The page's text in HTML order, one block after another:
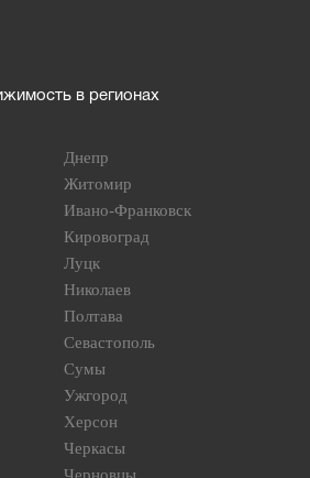
в регионах
Днепр
Житомир
Ивано-Франковск
Кировоград
Луцк
Николаев
Полтава
Севастополь
Сумы
Ужгород
Херсон
Черкасы